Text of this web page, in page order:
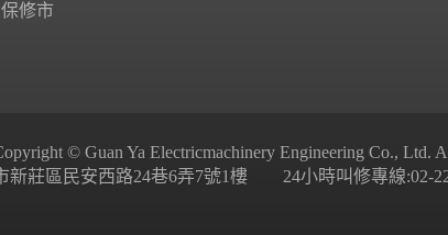
修市
© Guan Ya Electricmachinery Engineering Co., Ltd.
新莊區民安西路24巷6弄7號1樓 24小時叫修專線:02-